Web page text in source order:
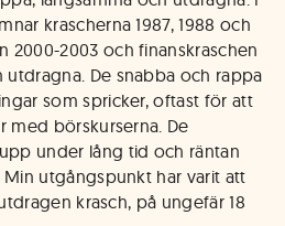
krascherna 1987, 1988 och
2000-2003 och finanskraschen
utdragna. De snabba och rappa
som spricker, oftast för att
med börskurserna. De
under lång tid och räntan
utgångspunkt har varit att
krasch, på ungefär 18